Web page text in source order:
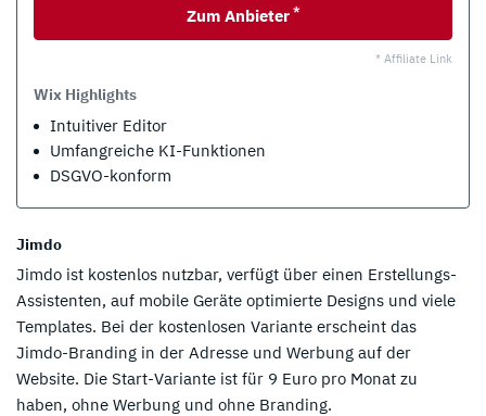
Zum Anbieter *
* Affiliate Link
Wix Highlights
Intuitiver Editor
Umfangreiche KI-Funktionen
DSGVO-konform
Jimdo
Jimdo ist kostenlos nutzbar, verfügt über einen Erstellungs-
Assistenten, auf mobile Geräte optimierte Designs und viele
Templates. Bei der kostenlosen Variante erscheint das
Jimdo-Branding in der Adresse und Werbung auf der
Website. Die Start-Variante ist für 9 Euro pro Monat zu
haben, ohne Werbung und ohne Branding.